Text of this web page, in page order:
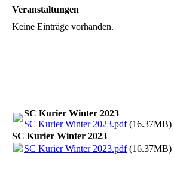
Veranstaltungen
Keine Einträge vorhanden.
SC Kurier Winter 2023
SC Kurier Winter 2023.pdf(16.37MB)
SC Kurier Winter 2023
SC Kurier Winter 2023.pdf(16.37MB)